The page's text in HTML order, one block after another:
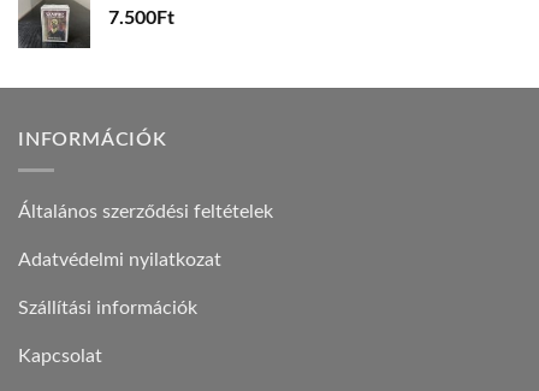
7.500Ft
INFORMÁCIÓK
Általános szerződési feltételek
Adatvédelmi nyilatkozat
Szállítási információk
Kapcsolat